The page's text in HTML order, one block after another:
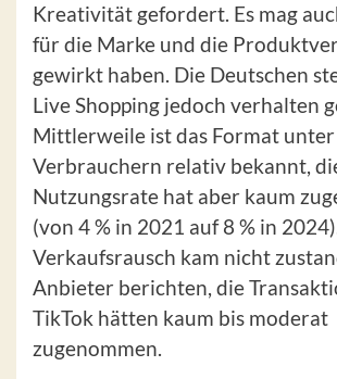
Kreativität gefordert. Es mag
für die Marke und die
gewirkt haben. Die Deutschen
Live Shopping jedoch verhalten
Mittlerweile ist das Format unter
Verbrauchern relativ bekannt,
Nutzungsrate hat aber kaum
(von 4 % in 2021 auf 8 % in
Verkaufsrausch kam nicht
Anbieter berichten, die
TikTok hätten kaum bis moderat
zugenommen.